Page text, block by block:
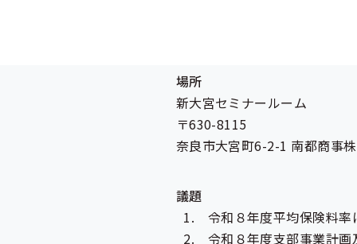
令和7年10月21日（火曜日）
場所
新大宮セミナールーム
〒630-8115
奈良市大宮町6-2-1 南都商事
議題
令和８年度平均保険料率
令和８年度支部事業計画